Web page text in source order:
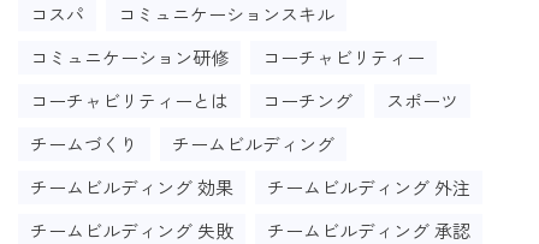
コスパ
コミュニケーションスキル
コミュニケーション研修
コーチャビリティー
コーチャビリティーとは
コーチング
スポーツ
チームづくり
チームビルディング
チームビルディング 効果
チームビルディング 外注
チームビルディング 失敗
チームビルディング 承認